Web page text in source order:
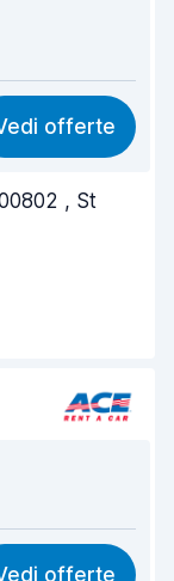
8,1
8,2
8,2
offerte
, St
7,8
offerte